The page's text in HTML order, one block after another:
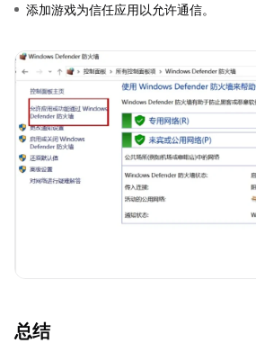
添加游戏为信任应用以允许通信。
总结